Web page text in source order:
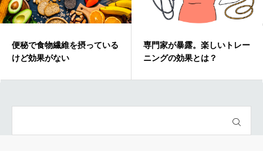
専門家が暴露。楽しいトレー
ニングの効果とは？
糖質制限と脂質制限どちら
効果的？